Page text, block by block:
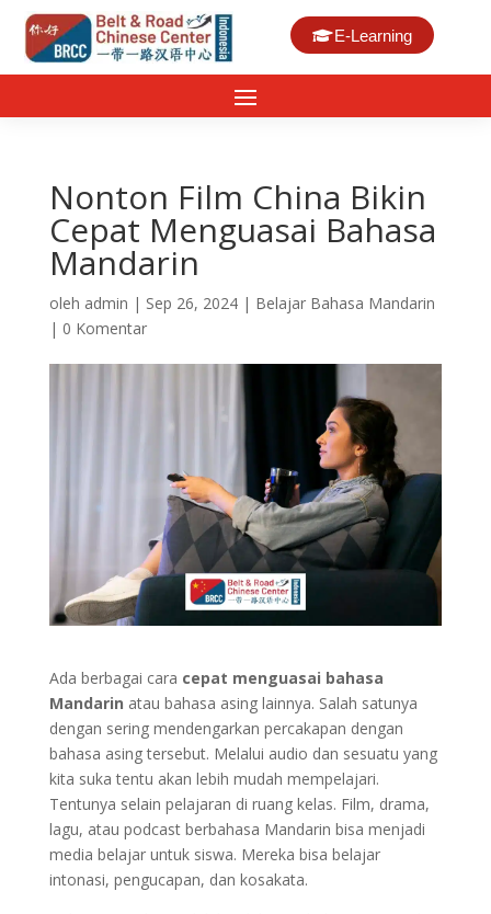
E-Learning
Nonton Film China Bikin
Cepat Menguasai Bahasa
Mandarin
oleh admin | Sep 26, 2024| Belajar Bahasa Mandarin
| 0 Komentar
Ada berbagai cara cepat menguasai bahasa
Mandarin atau bahasa asing lainnya. Salah satunya
dengan sering mendengarkan percakapan dengan
bahasa asing tersebut. Melalui audio dan sesuatu yang
kita suka tentu akan lebih mudah mempelajari.
Tentunya selain pelajaran di ruang kelas. Film, drama,
lagu, atau podcast berbahasa Mandarin bisa menjadi
media belajar untuk siswa. Mereka bisa belajar
intonasi, pengucapan, dan kosakata.